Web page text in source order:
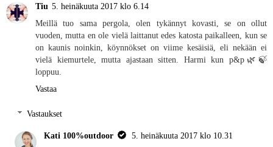
Tiu 5. heinäkuuta 2017 klo 6.14
Meillä tuo sama pergola, olen tykännyt kovasti, se on ollut
vuoden, mutta en ole vielä laittanut edes katosta paikalleen, kun se
on kaunis noinkin, köynnökset on viime kesäisiä, eli nekään ei
vielä kiemurtele, mutta ajastaan sitten. Harmi kun p&p🌿🍃
loppuu.
Vastaa
Vastaukset
Kati 100%outdoor
5. heinäkuuta 2017 klo 10.31